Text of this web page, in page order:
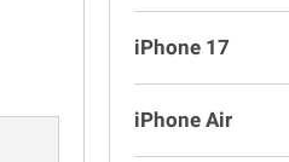
iPhone 17
iPhone Air